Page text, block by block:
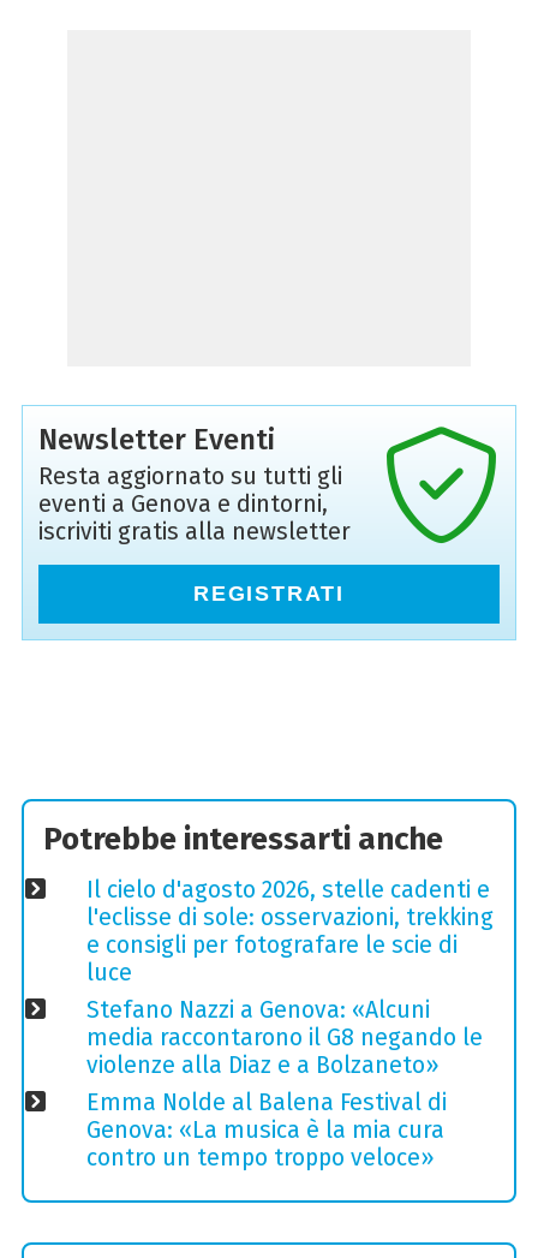
Newsletter Eventi
Resta aggiornato su tutti gli
eventi a Genova e dintorni,
iscriviti gratis alla newsletter
REGISTRATI
Potrebbe interessarti anche
Il cielo d'agosto 2026, stelle cadenti e
l'eclisse di sole: osservazioni, trekking
e consigli per fotografare le scie di
luce
Stefano Nazzi a Genova: «Alcuni
media raccontarono il G8 negando le
violenze alla Diaz e a Bolzaneto»
Emma Nolde al Balena Festival di
Genova: «La musica è la mia cura
contro un tempo troppo veloce»